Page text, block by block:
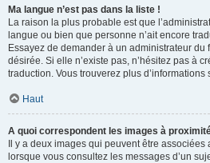
Ma langue n’est pas dans la liste !
La raison la plus probable est que
langue ou bien que personne n’ait encore
Essayez de demander à un administrateur du
désirée. Si elle n’existe pas, n’hésitez pas à
traduction. Vous trouverez plus d’informations
Haut
A quoi correspondent les images à
Il y a deux images qui peuvent être associées
lorsque vous consultez les messages d’un